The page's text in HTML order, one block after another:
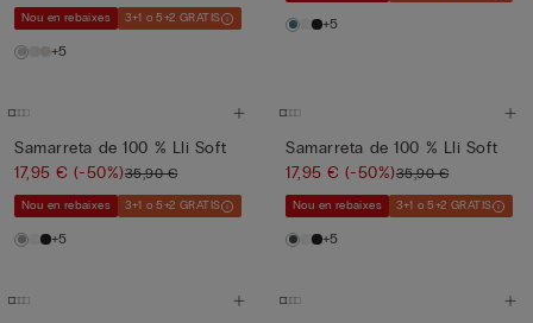
Nou en rebaixes 3+1 o 5+2 GRATIS
+5
+5
Samarreta de 100 % Lli Soft
17,95 €(-50%)35,90 €
Nou en rebaixes 3+1 o 5+2 GRATIS
+5
Samarreta de 100 % Lli Soft
17,95 €(-50%)35,90 €
Nou en rebaixes 3+1 o 5+2 GRATIS
+5